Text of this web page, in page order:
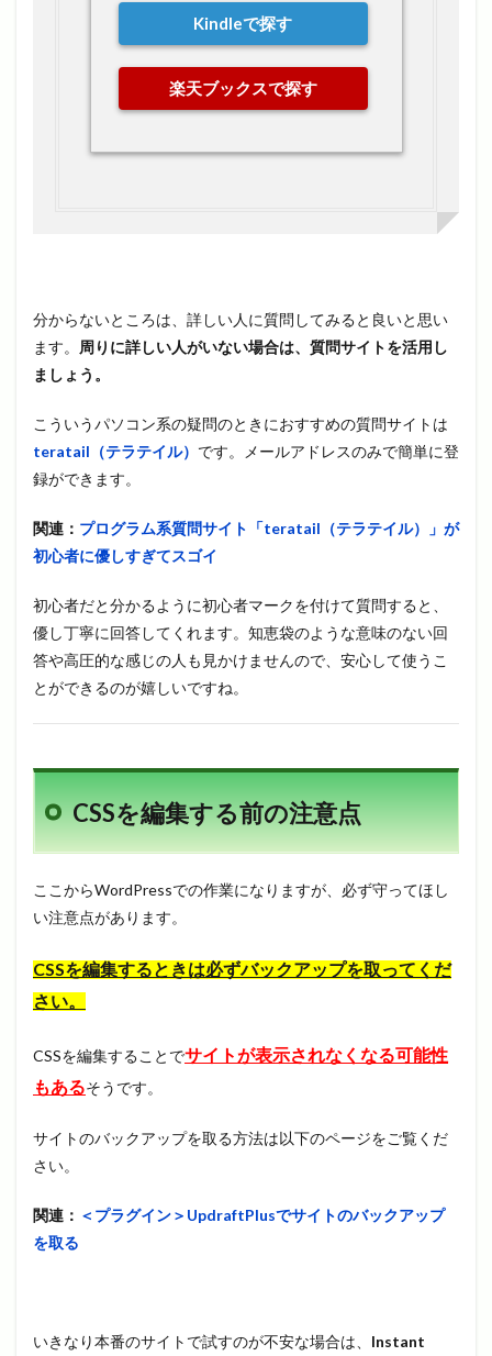
Kindleで探す
楽天ブックスで探す
分からないところは、詳しい人に質問してみると良いと思い
ます。 周りに詳しい人がいない場合は、質問サイトを活用し
ましょう。
こういうパソコン系の疑問のときにおすすめの質問サイトは
teratail（テラテイル） です。メールアドレスのみで簡単に登
録ができます。
関連： プログラム系質問サイト「teratail（テラテイル）」が
初心者に優しすぎてスゴイ
初心者だと分かるように初心者マークを付けて質問すると、
優し丁寧に回答してくれます。知恵袋のような意味のない回
答や高圧的な感じの人も見かけませんので、安心して使うこ
とができるのが嬉しいですね。
CSSを編集する前の注意点
ここからWordPressでの作業になりますが、必ず守ってほし
い注意点があります。
CSSを編集するときは必ずバックアップを取ってくだ
さい。
CSSを編集することでサイトが表示されなくなる可能性
もあるそうです。
サイトのバックアップを取る方法は以下のページをご覧くだ
さい。
関連： ＜プラグイン＞UpdraftPlusでサイトのバックアップ
を取る
いきなり本番のサイトで試すのが不安な場合は、 Instant